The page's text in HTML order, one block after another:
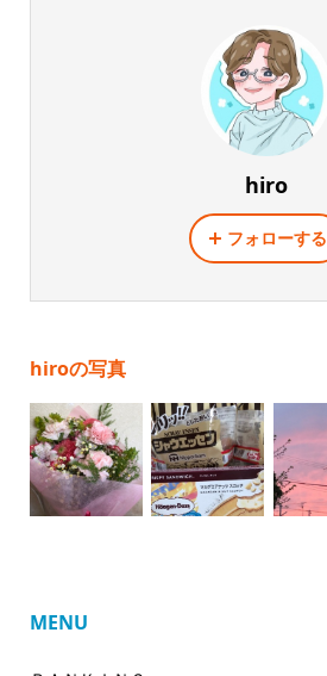
hiro
フォローする
hiroの写真
MENU